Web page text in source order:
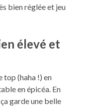
bien réglée et jeu
élevé et
top (haha !) en
en épicéa. En
garde une belle